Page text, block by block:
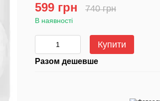
599 грн 740 грн
В наявності
Купити
Разом дешевше